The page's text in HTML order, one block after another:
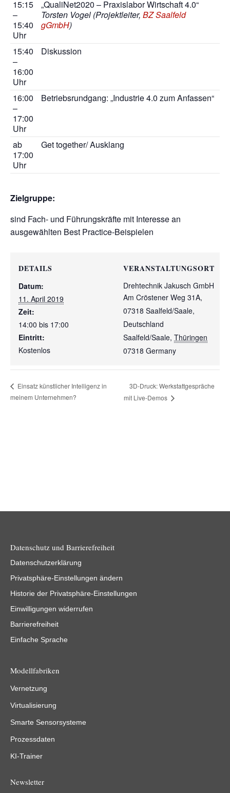
15:15
–
15:40
Uhr
„QualiNet2020 – Praxislabor Wirtschaft 4.0“
Torsten Vogel (Projektleiter, BZ Saalfeld
gGmbH)
15:40
–
16:00
Uhr
Diskussion
16:00
–
17:00
Uhr
Betriebsrundgang: „Industrie 4.0 zum Anfassen“
ab
17:00
Uhr
Get together/ Ausklang
Zielgruppe:
sind Fach- und Führungskräfte mit Interesse an
ausgewählten Best Practice-Beispielen
DETAILS
Datum:
11. April 2019
Zeit:
14:00 bis 17:00
Eintritt:
Kostenlos
VERANSTALTUNGSORT
Drehtechnik Jakusch GmbH
Am Cröstener Weg 31A,
07318 Saalfeld/Saale,
Deutschland
Saalfeld/Saale, Thüringen
07318 Germany
Einsatz künstlicher Intelligenz in
meinem Unternehmen?
3D-Druck: Werkstattgespräche
mit Live-Demos
Datenschutz und Barrierefreiheit
Datenschutzerklärung
Privatsphäre-Einstellungen ändern
Historie der Privatsphäre-Einstellungen
Einwilligungen widerrufen
Barrierefreiheit
Einfache Sprache
Modellfabriken
Vernetzung
Virtualisierung
Smarte Sensorsysteme
Prozessdaten
KI-Trainer
Newsletter